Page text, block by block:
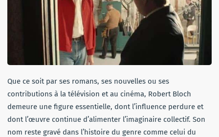
Que ce soit par ses romans, ses nouvelles ou ses
contributions à la télévision et au cinéma, Robert Bloch
demeure une figure essentielle, dont l’influence perdure et
dont l’œuvre continue d’alimenter l’imaginaire collectif. Son
nom reste gravé dans l’histoire du genre comme celui du